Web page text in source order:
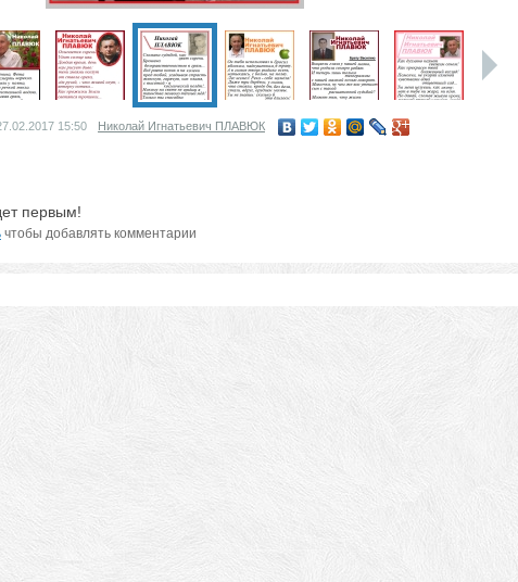
15:50 Николай Игнатьевич ПЛАВЮК
первым!
чтобы добавлять комментарии